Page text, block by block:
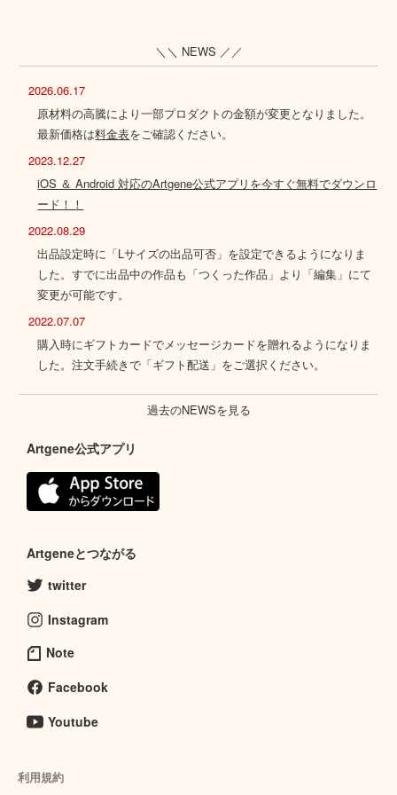
＼＼ NEWS ／／
2026.06.17
原材料の高騰により一部プロダクトの金額が変更となりました。
最新価格は料金表をご確認ください。
2023.12.27
iOS ＆ Android 対応のArtgene公式アプリを今すぐ無料でダウンロ
ード！！
2022.08.29
出品設定時に「Lサイズの出品可否」を設定できるようになりま
した。すでに出品中の作品も「つくった作品」より「編集」にて
変更が可能です。
2022.07.07
購入時にギフトカードでメッセージカードを贈れるようになりま
した。注文手続きで「ギフト配送」をご選択ください。
過去のNEWSを見る
Artgene公式アプリ
Artgeneとつながる
twitter
Instagram
Note
Facebook
Youtube
利用規約